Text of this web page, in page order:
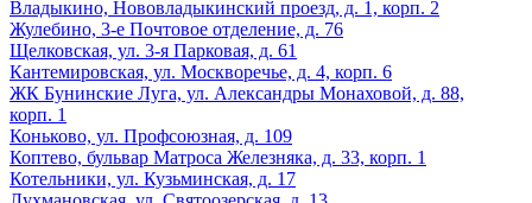
Владыкино, Нововладыкинский проезд, д. 1, корп. 2
Жулебино, 3-е Почтовое отделение, д. 76
Щелковская, ул. 3-я Парковая, д. 61
Кантемировская, ул. Москворечье, д. 4, корп. 6
ЖК Бунинские Луга, ул. Александры Монаховой, д. 88,
корп. 1
Коньково, ул. Профсоюзная, д. 109
Коптево, бульвар Матроса Железняка, д. 33, корп. 1
Котельники, ул. Кузьминская, д. 17